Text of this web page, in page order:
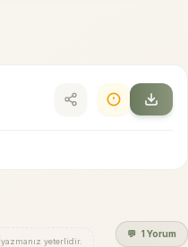
yazmanız yeterlidir.
💬 1 Yorum